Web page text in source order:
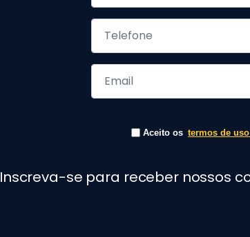
Aceito os termos de
Inscreva-se para receber nossos